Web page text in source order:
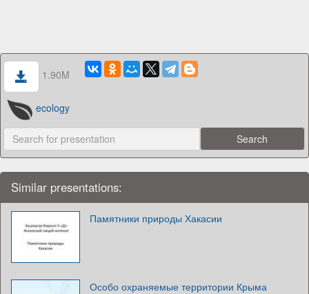
1.90M
ecology
Similar presentations:
Памятники природы Хакасии
Особо охраняемые территории Крыма